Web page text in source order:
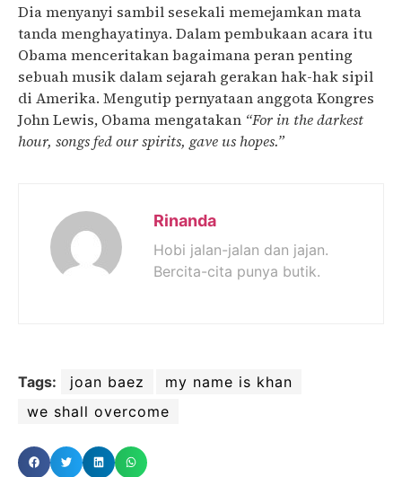
Dia menyanyi sambil sesekali memejamkan mata
tanda menghayatinya. Dalam pembukaan acara itu
Obama menceritakan bagaimana peran penting
sebuah musik dalam sejarah gerakan hak-hak sipil
di Amerika. Mengutip pernyataan anggota Kongres
John Lewis, Obama mengatakan “For in the darkest
hour, songs fed our spirits, gave us hopes.”
Rinanda
Hobi jalan-jalan dan jajan.
Bercita-cita punya butik.
Tags: joan baez
my name is khan
we shall overcome